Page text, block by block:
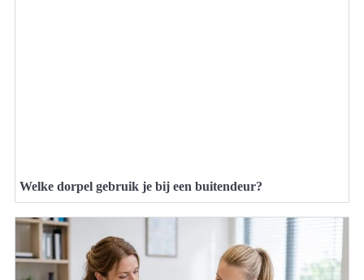
Welke dorpel gebruik je bij een buitendeur?